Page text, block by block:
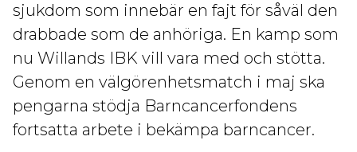
sjukdom som innebär en fajt för såväl den
drabbade som de anhöriga. En kamp som
nu Willands IBK vill vara med och stötta.
Genom en välgörenhetsmatch i maj ska
pengarna stödja Barncancerfondens
fortsatta arbete i bekämpa barncancer.